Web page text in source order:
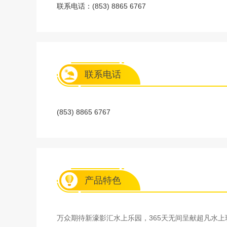
联系电话：(853) 8865 6767
联系电话
(853) 8865 6767
产品特色
万众期待新濠影汇水上乐园，365天无间呈献超凡水上